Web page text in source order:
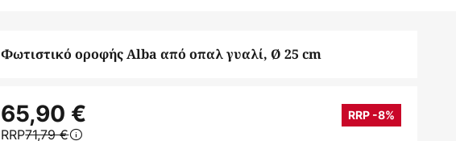
Φωτιστικό οροφής Alba από οπαλ γυαλί, Ø 25 cm
65,90 € RRP -8%
RRP71,79 €